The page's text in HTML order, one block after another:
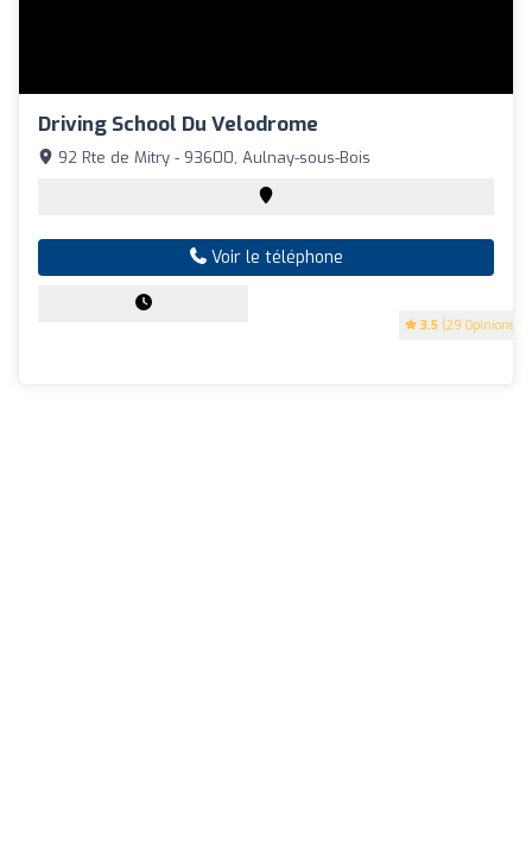
Driving School Du Velodrome
3.5 (29 Opinions)
92 Rte de Mitry - 93600, Aulnay-sous-Bois
Voir le téléphone